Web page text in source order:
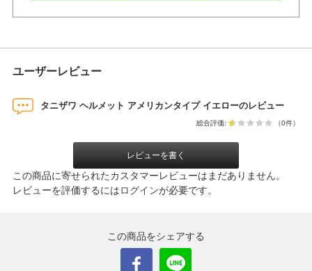
ユーザーレビュー
タニザワ ヘルメット アメリカンタイプ イエローのレビュー
総合評価: （0件）
レビューを書く
この商品に寄せられたカスタマーレビューはまだありません。
レビューを評価するにはログインが必要です。
この商品をシェアする